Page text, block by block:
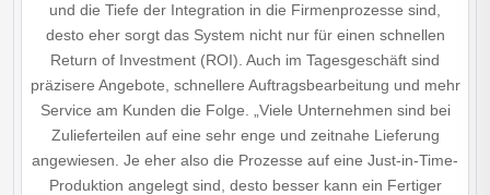
und die Tiefe der Integration in die Firmenprozesse sind,
desto eher sorgt das System nicht nur für einen schnellen
Return of Investment (ROI). Auch im Tagesgeschäft sind
präzisere Angebote, schnellere Auftragsbearbeitung und mehr
Service am Kunden die Folge. „Viele Unternehmen sind bei
Zulieferteilen auf eine sehr enge und zeitnahe Lieferung
angewiesen. Je eher also die Prozesse auf eine Just-in-Time-
Produktion angelegt sind, desto besser kann ein Fertiger